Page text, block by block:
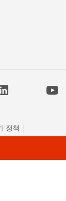
정책